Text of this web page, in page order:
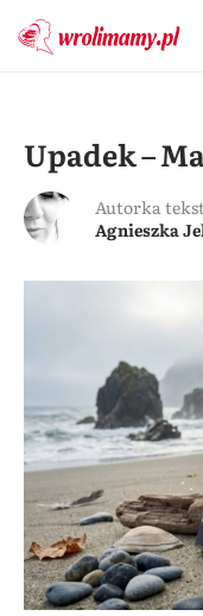
Upadek –
Autorka
Agnieszka